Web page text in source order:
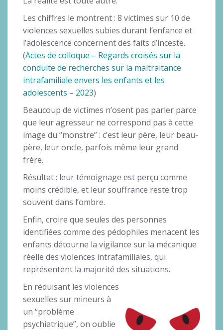
Les chiffres le montrent : 8 victimes sur 10 de
violences sexuelles subies durant l’enfance et
l’adolescence concernent des faits d’inceste.
(Actes de colloque – Regards croisés sur la
conduite de recherches sur la maltraitance
intrafamiliale envers les enfants et les
adolescents – 2023)
Beaucoup de victimes n’osent pas parler parce
que leur agresseur ne correspond pas à cette
image du “monstre” : c’est leur père, leur beau-
père, leur oncle, parfois même leur grand
frère.
Résultat : leur témoignage est perçu comme
moins crédible, et leur souffrance reste trop
souvent dans l’ombre.
Enfin, croire que seules des personnes
identifiées comme des pédophiles menacent les
enfants détourne la vigilance sur la mécanique
réelle des violences intrafamiliales, qui
représentent la majorité des situations.
En réduisant les violences
sexuelles sur mineurs à
un “problème
psychiatrique”, on oublie